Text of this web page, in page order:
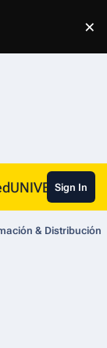
×
Sign In
& Distribución